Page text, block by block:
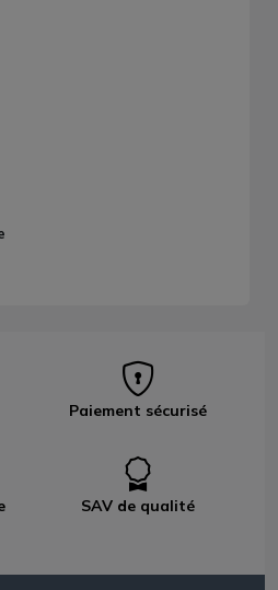
Paiement sécurisé
SAV de qualité